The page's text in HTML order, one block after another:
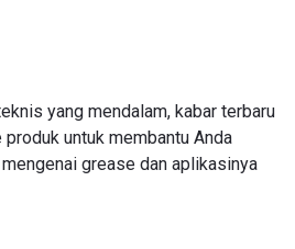
yang mendalam, kabar terbaru
produk untuk membantu Anda
grease dan aplikasinya